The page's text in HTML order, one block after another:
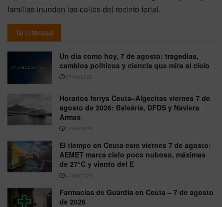
familias inunden las calles del recinto ferial.
Te interesa
Un día como hoy, 7 de agosto: tragedias,
cambios políticos y ciencia que mira al cielo
07/08/2026
Horarios ferrys Ceuta–Algeciras viernes 7 de
agosto de 2026: Baleària, DFDS y Naviera
Armas
07/08/2026
El tiempo en Ceuta este viernes 7 de agosto:
AEMET marca cielo poco nuboso, máximas
de 27°C y viento del E
07/08/2026
Farmacias de Guardia en Ceuta – 7 de agosto
de 2026